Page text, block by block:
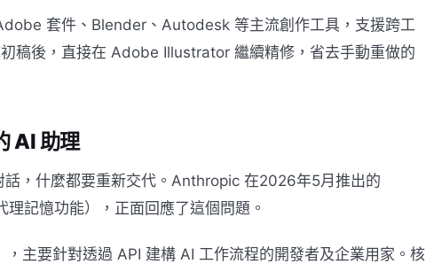
套件、Blender、Autodesk 等主流創作工具，支援跨工
稿後，直接在 Adobe Illustrator 繼續精修，省去手動重做的
AI 助理
，什麼都要重新交代。Anthropic 在2026年5月推出的
理記憶功能），正面回應了這個問題。
主要針對透過 API 建構 AI 工作流程的開發者及企業用家。核